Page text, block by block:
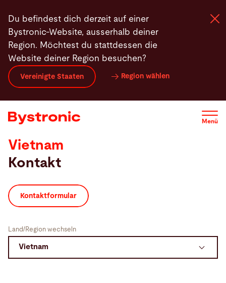
zum
Inhalt
Du befindest dich derzeit auf einer
Bystronic-Website, ausserhalb deiner
Region. Möchtest du stattdessen die
Website deiner Region besuchen?
Vereinigte Staaten Region wählen
Menü
Maschinen und Software
Services
Newsroom
Unternehmen
Vietnam
Kontakt
Kontaktformular
Land/Region wechseln